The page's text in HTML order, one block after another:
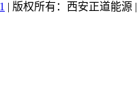
| 版权所有：西安正道能源 |